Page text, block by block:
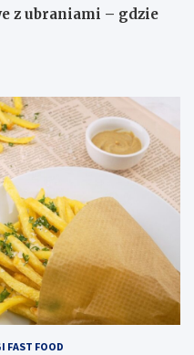
z ubraniami – gdzie
FAST FOOD